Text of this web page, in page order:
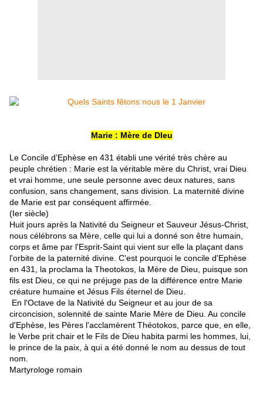
Marie : Mère de DIeu
Le Concile d’Ephèse en 431 établi une vérité très chère au
peuple chrétien : Marie est la véritable mère du Christ, vrai Dieu
et vrai homme, une seule personne avec deux natures, sans
confusion, sans changement, sans division. La maternité divine
de Marie est par conséquent affirmée.
(Ier siècle)
Huit jours après la Nativité du Seigneur et Sauveur Jésus-Christ,
nous célébrons sa Mère, celle qui lui a donné son être humain,
corps et âme par l'Esprit-Saint qui vient sur elle la plaçant dans
l'orbite de la paternité divine. C'est pourquoi le concile d'Ephèse
en 431, la proclama la Theotokos, la Mère de Dieu, puisque son
fils est Dieu, ce qui ne préjuge pas de la différence entre Marie
créature humaine et Jésus Fils éternel de Dieu.
En l'Octave de la Nativité du Seigneur et au jour de sa
circoncision, solennité de sainte Marie Mère de Dieu. Au concile
d'Ephèse, les Pères l'acclamèrent Théotokos, parce que, en elle,
le Verbe prit chair et le Fils de Dieu habita parmi les hommes, lui,
le prince de la paix, à qui a été donné le nom au dessus de tout
nom.
Martyrologe romain